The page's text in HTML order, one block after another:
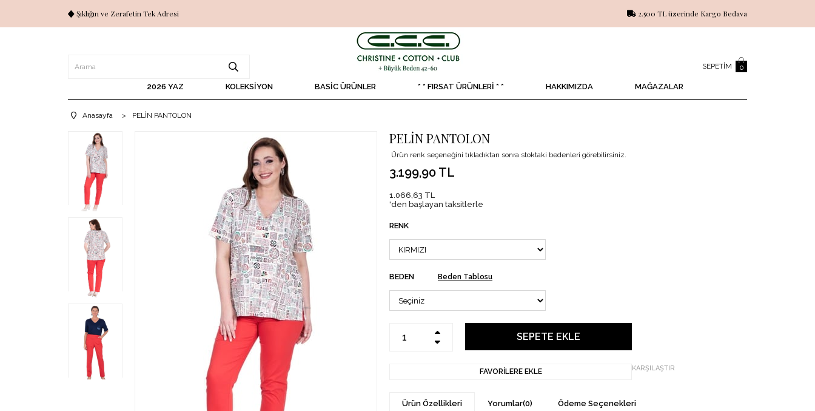
Şıklığın ve Zerafetin Tek Adresi 2.500 TL üzerinde Kargo Bedava
SEPETIM 0
2026 YAZ KOLEKSİYON BASİC ÜRÜNLER * * FIRSAT ÜRÜNLERİ * * HAKKIMIZDA MAĞAZALAR
Anasayfa > PELİN PANTOLON
PELİN PANTOLON
Ürün renk seçeneğini tıkladıktan sonra stoktaki bedenleri görebilirsiniz.
3.199,90 TL
1.066,63 TL
'den başlayan taksitlerle
RENK
BEDEN Beden Tablosu
FAVORILERE EKLE KARŞILAŞTIR
Ürün Özellikleri Yorumlar(0) Ödeme Seçenekleri